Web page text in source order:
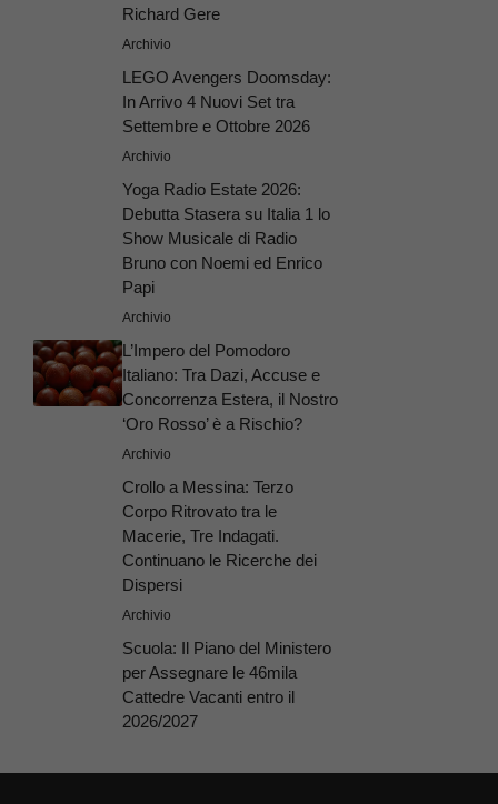
Richard Gere
Archivio
LEGO Avengers Doomsday:
In Arrivo 4 Nuovi Set tra
Settembre e Ottobre 2026
Archivio
Yoga Radio Estate 2026:
Debutta Stasera su Italia 1 lo
Show Musicale di Radio
Bruno con Noemi ed Enrico
Papi
Archivio
L’Impero del Pomodoro
Italiano: Tra Dazi, Accuse e
Concorrenza Estera, il Nostro
‘Oro Rosso’ è a Rischio?
Archivio
Crollo a Messina: Terzo
Corpo Ritrovato tra le
Macerie, Tre Indagati.
Continuano le Ricerche dei
Dispersi
Archivio
Scuola: Il Piano del Ministero
per Assegnare le 46mila
Cattedre Vacanti entro il
2026/2027